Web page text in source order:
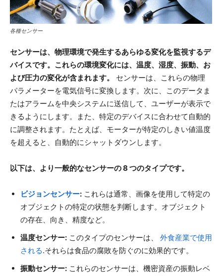
各種センサー
センサーは、物理環境で発生するあらゆる変化を監視するデ
バイスです。これらの環境変化には、温度、湿度、振動、お
よび圧力の変化が含まれます。
センサーは、これらの物理
パラメーターを電気信号に変換します。次に、このデータま
たはアラームを中央システムに送信して、ユーザーが表示で
きるようにします。また、特定のデバイスに合わせて自動的
に調整されます。たとえば、モーターが特定のしきい値温度
を超えると、自動的にシャットダウンします。
以下は、より一般的なセンサーの 8 つのタイプです。
ビジョンセンサー: これらは通常、画像を使用して特定の
オブジェクトの特定の状態を判断します。オブジェクト
の存在、向き、精度など。
温度センサー: このタイプのセンサーは、 外食産業で使用
される.それらは食品の腐敗を防ぐのに効果的です。
振動センサー: これらのセンサーは、機密資産の振動レベ